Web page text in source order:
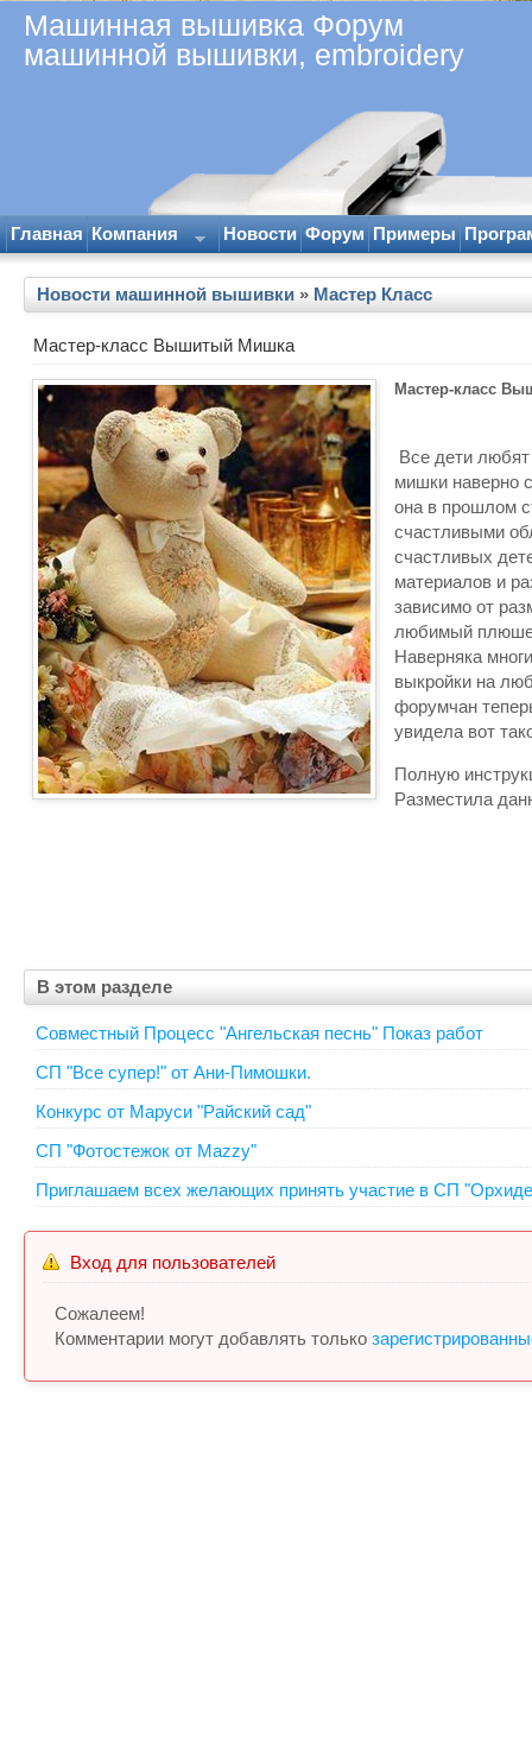
Машинная вышивка Форум
машинной вышивки, embroidery
Главная Компания Новости Форум Примеры
Новости машинной вышивки » Мастер Класс
Мастер-класс Вышитый Мишка
Мастер-класс
Все дети
мишки наверно
она в прошлом
счастливыми
счастливых
материалов и
зависимо от
любимый
Наверняка
выкройки на
форумчан
увидела вот
Полную
Разместила
В этом разделе
Совместный Процесс "Ангельская песнь" Показ работ
СП "Все супер!" от Ани-Пимошки.
Конкурс от Маруси "Райский сад"
СП "Фотостежок от Mazzy"
Приглашаем всех желающих принять участие в СП
Вход для пользователей
Сожалеем!
Комментарии могут добавлять только